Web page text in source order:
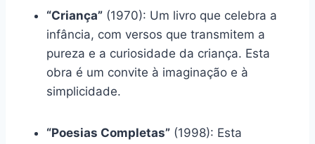
“Criança” (1970): Um livro que celebra a
infância, com versos que transmitem a
pureza e a curiosidade da criança. Esta
obra é um convite à imaginação e à
simplicidade.
“Poesias Completas” (1998): Esta